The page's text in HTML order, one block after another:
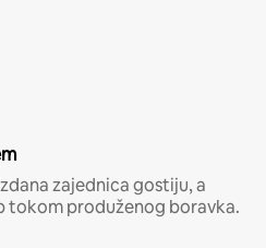
zajednica gostiju, a
tokom produženog boravka.